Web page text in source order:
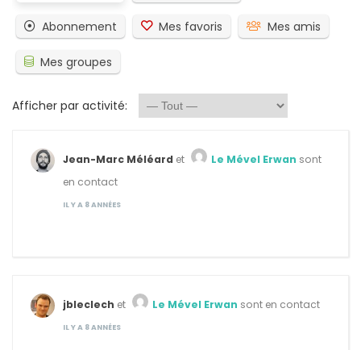
Abonnement Mes favoris Mes amis
Mes groupes
Afficher par activité:
Jean-Marc Méléard et Le Mével Erwan sont
en contact
IL Y A 8 ANNÉES
jbleclech et Le Mével Erwan sont en contact
IL Y A 8 ANNÉES